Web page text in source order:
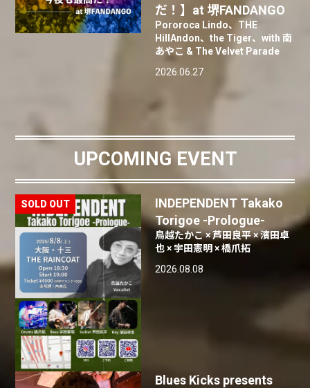
だ！】at 堺FANDANGO
Pororoca Lindo、THE
HillAndon、the Tiger、with 南
あやこ & The Velvet Parade
2026.06.27
UPCOMING EVENT
INDEPENDENT Takako
Torigoe -Prologue-
鳥越たかこ × 芦田良平 × 濱田卓
也 × 宇田憲明 × 橋爪拓
2026.08.08
Blues Kicks presents